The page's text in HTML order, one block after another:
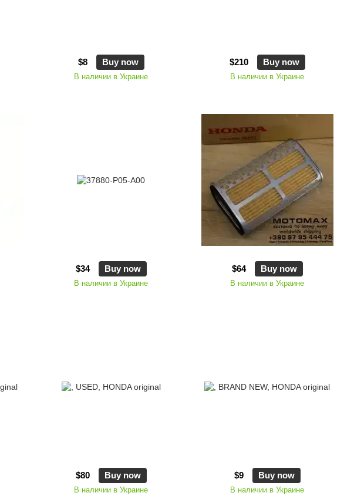
$8 Buy now
В наличии в Украине
$210 Buy now
В наличии в Украине
$34 Buy now
В наличии в Украине
$64 Buy now
В наличии в Украине
$80 Buy now
В наличии в Украине
$9 Buy now
В наличии в Украине